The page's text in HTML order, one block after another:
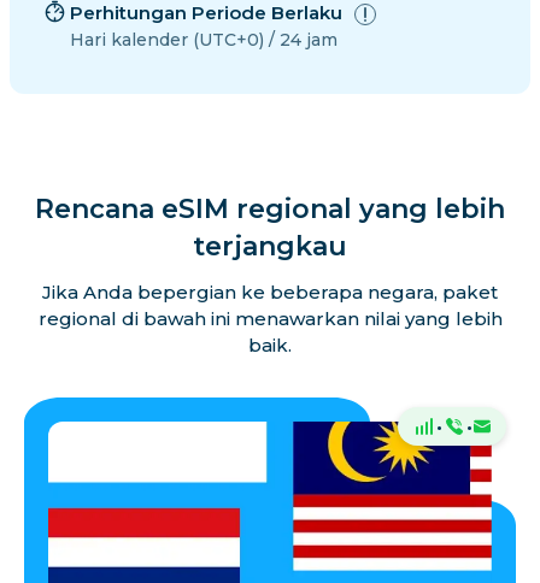
Perhitungan Periode Berlaku
Hari kalender (UTC+0) / 24 jam
Rencana eSIM regional yang lebih
terjangkau
Jika Anda bepergian ke beberapa negara, paket
regional di bawah ini menawarkan nilai yang lebih
baik.
· ·